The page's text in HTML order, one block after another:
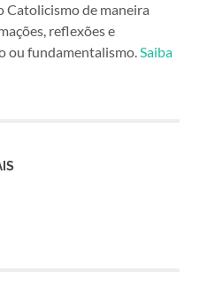
Catolicismo de maneira
reflexões e
ou fundamentalismo. Saiba